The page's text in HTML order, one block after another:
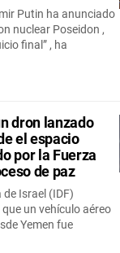
Putin ha anunciado
nuclear Poseidon ,
final” , ha
dron lanzado
el espacio
por la Fuerza
de paz
de Israel (IDF)
un vehículo aéreo
Yemen fue